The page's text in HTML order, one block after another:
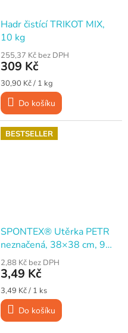
Hadr čistící TRIKOT MIX,
10 kg
255,37 Kč bez DPH
309 Kč
Měrná
cena:
30,90 Kč / 1 kg
Do košíku
BESTSELLER
SPONTEX® Utěrka PETR
neznačená, 38×38 cm, 90
g/m2, žlutá
2,88 Kč bez DPH
3,49 Kč
Měrná
cena:
3,49 Kč / 1 ks
Do košíku